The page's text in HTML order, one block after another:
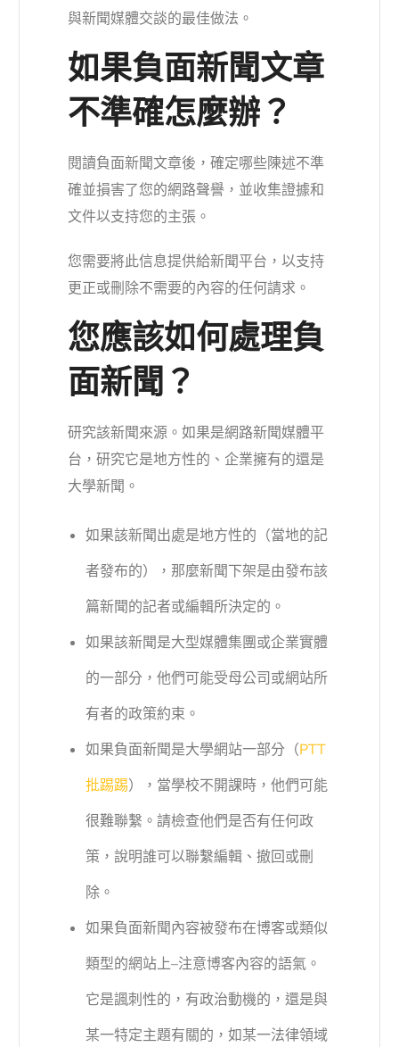
與新聞媒體交談的最佳做法。
如果負面新聞文章
不準確怎麼辦？
閱讀負面新聞文章後，確定哪些陳述不準
確並損害了您的網路聲譽，並收集證據和
文件以支持您的主張。
您需要將此信息提供給新聞平台，以支持
更正或刪除不需要的內容的任何請求。
您應該如何處理負
面新聞？
研究該新聞來源。如果是網路新聞媒體平
台，研究它是地方性的、企業擁有的還是
大學新聞。
如果該新聞出處是地方性的（當地的記
者發布的），那麼新聞下架是由發布該
篇新聞的記者或編輯所決定的。
如果該新聞是大型媒體集團或企業實體
的一部分，他們可能受母公司或網站所
有者的政策約束。
如果負面新聞是大學網站一部分（PTT
批踢踢），當學校不開課時，他們可能
很難聯繫。請檢查他們是否有任何政
策，說明誰可以聯繫編輯、撤回或刪
除。
如果負面新聞內容被發布在博客或類似
類型的網站上–注意博客內容的語氣。
它是諷刺性的，有政治動機的，還是與
某一特定主題有關的，如某一法律領域